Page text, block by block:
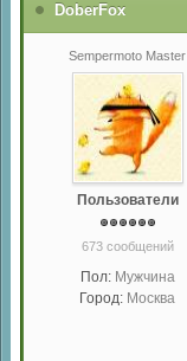
DoberFox
Sempermoto Master
Пользователи
673 сообщений
Пол: Мужчина
Город: Москва